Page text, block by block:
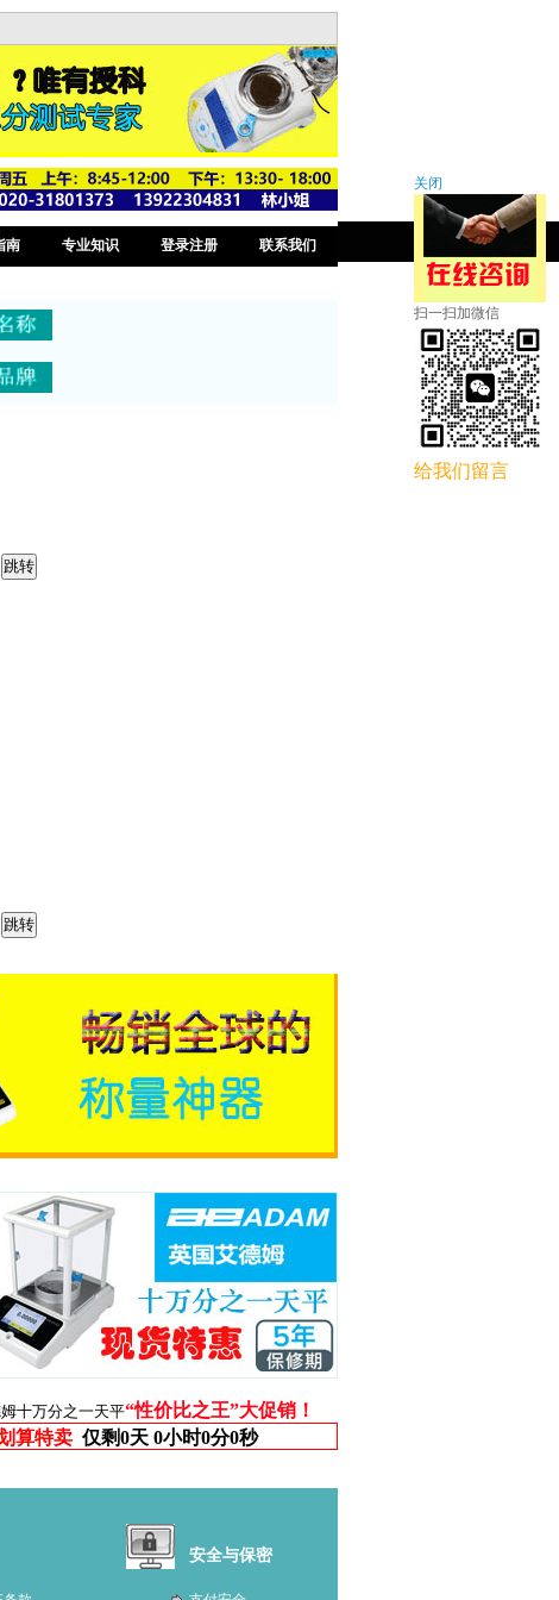
南 专业知识 登录注册 联系我们
十万分之一天平“性价比之王”大促销！
算特卖 仅剩0天 0小时0分0秒
关闭
扫一扫加微信
给我们留言
安全与保密